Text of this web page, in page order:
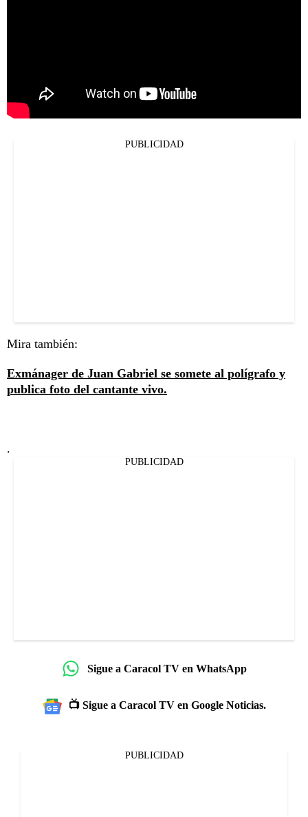
PUBLICIDAD
Mira también:
Exmánager de Juan Gabriel se somete al polígrafo y
publica foto del cantante vivo.
.
PUBLICIDAD
Sigue a Caracol TV en WhatsApp
📺 Sigue a Caracol TV en Google Noticias.
PUBLICIDAD